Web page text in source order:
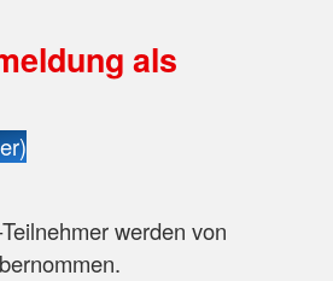
als
werden von